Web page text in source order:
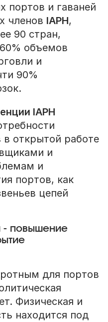
портов и гаваней
членов IAPH,
90 стран,
объемов
и
90%
IAPH
открытой работе
и
и
портов, как
цепей
- повышение
для портов
Физическая и
находится под